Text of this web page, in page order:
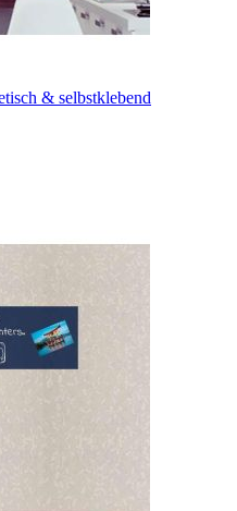
& selbstklebend